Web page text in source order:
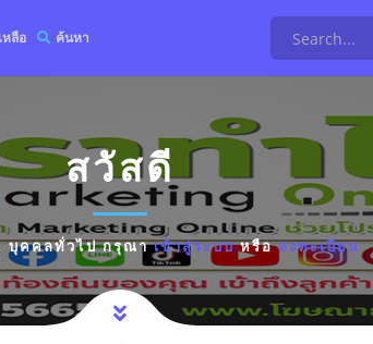
หลือ ค้นหา
สวัสดี
บุคคลทั่วไปกรุณาเข้าสู่ระบบหรือลงทะเบียน